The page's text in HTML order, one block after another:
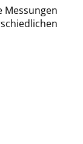
Messungen